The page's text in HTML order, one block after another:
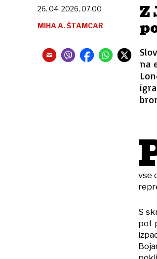
Z
na
26. 04. 2026, 07.00
MIHA A. ŠTAMCAR
vse
S
pot